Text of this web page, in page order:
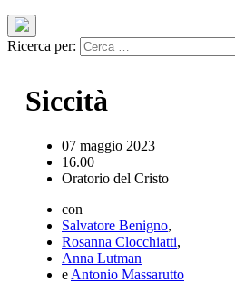
Ricerca per:
Siccità
07 maggio 2023
16.00
Oratorio del Cristo
con
Salvatore Benigno,
Rosanna Clocchiatti,
Anna Lutman
e Antonio Massarutto